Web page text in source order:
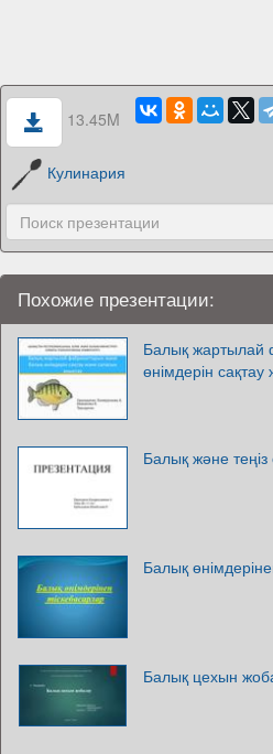
13.45M
Кулинария
Похожие презентации:
Балық жартылай
өнімдерін
Балық және теңіз
Балық
Балық цехын